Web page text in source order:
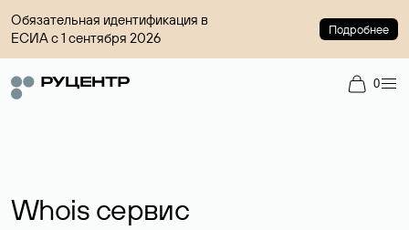
Обязательная идентификация в
ЕСИА с 1 сентября 2026
Подробнее
0
Whois сервис